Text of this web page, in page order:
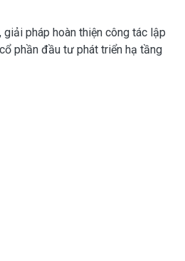
giải pháp hoàn thiện công tác lập
phần đầu tư phát triển hạ tầng